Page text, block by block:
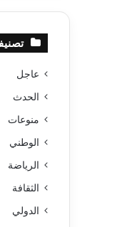
عاجل
الحدث
منوعات
الوطني
الرياضة
الثقافة
الدولي